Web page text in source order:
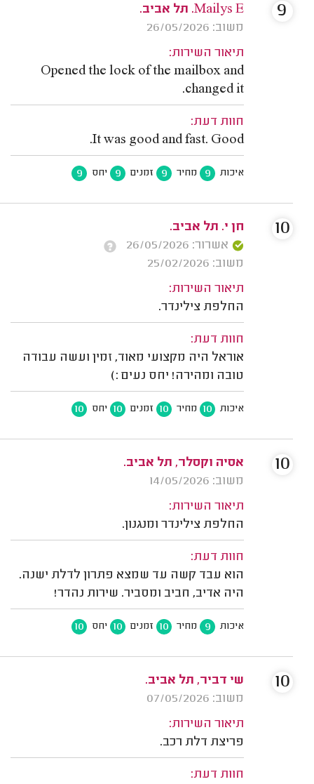
Mailys E. תל אביב.
משוב: 26/05/2026
תיאור השירות:
Opened the lock of the mailbox and
changed it.
חוות דעת:
It was good and fast. Good.
איכות 9 מחיר 9 זמנים 9 יחס 9
9
חן י. תל אביב.
אשרור: 26/05/2026
משוב: 25/02/2026
תיאור השירות:
החלפת צילינדר.
חוות דעת:
אוראל היה מקצועי מאוד, זמין ועשה עבודה
טובה ומהירה! יחס נעים :)
איכות 10 מחיר 10 זמנים 10 יחס 10
10
אסיה וקסלר, תל אביב.
משוב: 14/05/2026
תיאור השירות:
החלפת צילינדר ומנגנון.
חוות דעת:
הוא עבד קשה עד שמצא פתרון לדלת ישנה.
היה אדיב, חביב ומסביר. שירות נהדר!
איכות 9 מחיר 10 זמנים 10 יחס 10
10
שי דביר, תל אביב.
משוב: 07/05/2026
תיאור השירות:
פריצת דלת רכב.
חוות דעת:
10